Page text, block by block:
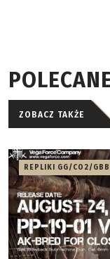
ZOBACZ TAKŻE
REPLIKI GG/CO2/GBB